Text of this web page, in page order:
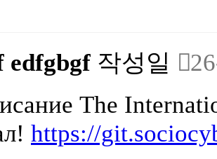
edfgbgf 작성일
The
https://